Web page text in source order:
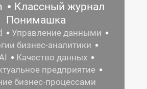
Классный журнал
Понимашка
Управление данными
бизнес-аналитики
Качество данных
предприятие
бизнес-процессами